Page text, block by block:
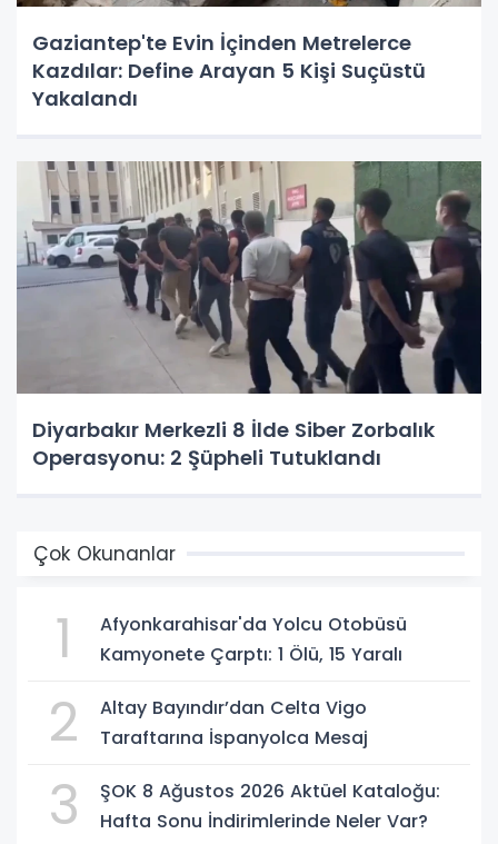
Gaziantep'te Evin İçinden Metrelerce
Kazdılar: Define Arayan 5 Kişi Suçüstü
Yakalandı
Diyarbakır Merkezli 8 İlde Siber Zorbalık
Operasyonu: 2 Şüpheli Tutuklandı
Çok Okunanlar
1
Afyonkarahisar'da Yolcu Otobüsü
Kamyonete Çarptı: 1 Ölü, 15 Yaralı
2
Altay Bayındır’dan Celta Vigo
Taraftarına İspanyolca Mesaj
3
ŞOK 8 Ağustos 2026 Aktüel Kataloğu:
Hafta Sonu İndirimlerinde Neler Var?